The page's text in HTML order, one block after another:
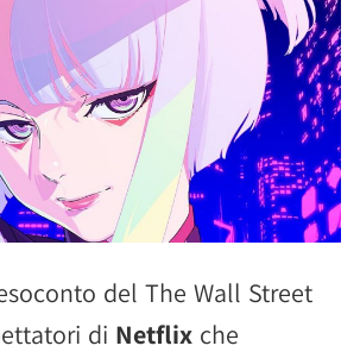
del The Wall Street
di Netflix che